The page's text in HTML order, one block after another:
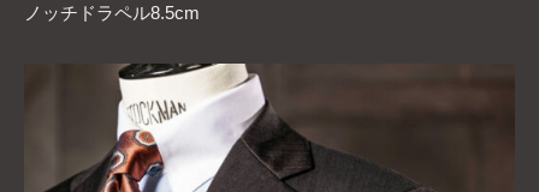
ノッチドラペル8.5cm